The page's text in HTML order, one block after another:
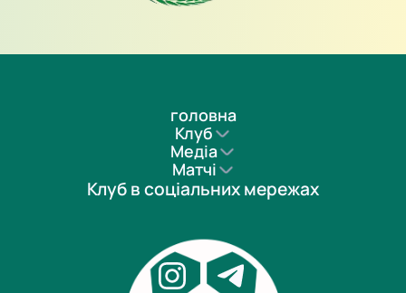
головна
Клуб
Медіа
Матчі
Клуб в соціальних мережах